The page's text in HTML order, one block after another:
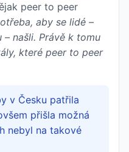
peer to peer
aby se lidé –
našli. Právě k tomu
které peer to peer
v Česku patřila
přišla možná
nebyl na takové